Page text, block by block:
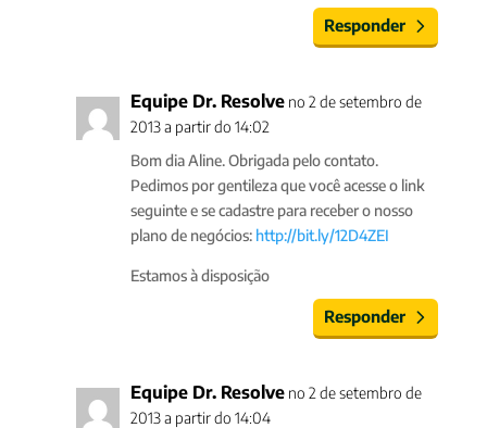
Responder
Equipe Dr. Resolve no 2 de setembro de
2013 a partir do 14:02
Bom dia Aline. Obrigada pelo contato.
Pedimos por gentileza que você acesse o link
seguinte e se cadastre para receber o nosso
plano de negócios: http://bit.ly/12D4ZEI
Estamos à disposição
Responder
Equipe Dr. Resolve no 2 de setembro de
2013 a partir do 14:04